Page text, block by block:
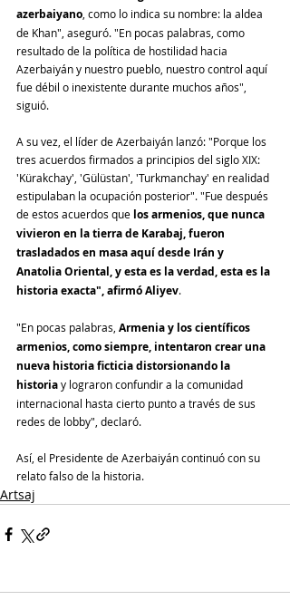
azerbaiyano , como lo indica su nombre: la aldea
de Khan", aseguró. "En pocas palabras, como
resultado de la política de hostilidad hacia
Azerbaiyán y nuestro pueblo, nuestro control aquí
fue débil o inexistente durante muchos años",
siguió.
A su vez, el líder de Azerbaiyán lanzó: "Porque los
tres acuerdos firmados a principios del siglo XIX:
'Kürakchay', 'Gülüstan', 'Turkmanchay' en realidad
estipulaban la ocupación posterior". "Fue después
de estos acuerdos que los armenios, que nunca
vivieron en la tierra de Karabaj, fueron
trasladados en masa aquí desde Irán y
Anatolia Oriental, y esta es la verdad, esta es la
historia exacta", afirmó Aliyev.
"En pocas palabras, Armenia y los científicos
armenios, como siempre, intentaron crear una
nueva historia ficticia distorsionando la
historia y lograron confundir a la comunidad
internacional hasta cierto punto a través de sus
redes de lobby", declaró.
Así, el Presidente de Azerbaiyán continuó con su
relato falso de la historia.
Artsaj